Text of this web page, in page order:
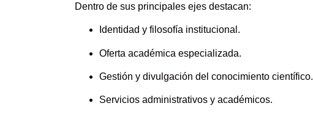
Dentro de sus principales ejes destacan:
Identidad y filosofía institucional.
Oferta académica especializada.
Gestión y divulgación del conocimiento científico.
Servicios administrativos y académicos.